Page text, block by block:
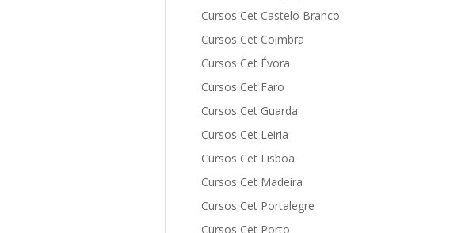
Cursos Cet Castelo Branco
Cursos Cet Coimbra
Cursos Cet Évora
Cursos Cet Faro
Cursos Cet Guarda
Cursos Cet Leiria
Cursos Cet Lisboa
Cursos Cet Madeira
Cursos Cet Portalegre
Cursos Cet Porto